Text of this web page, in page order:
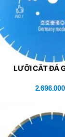
LƯỠI CẮT ĐÁ
2.696.000